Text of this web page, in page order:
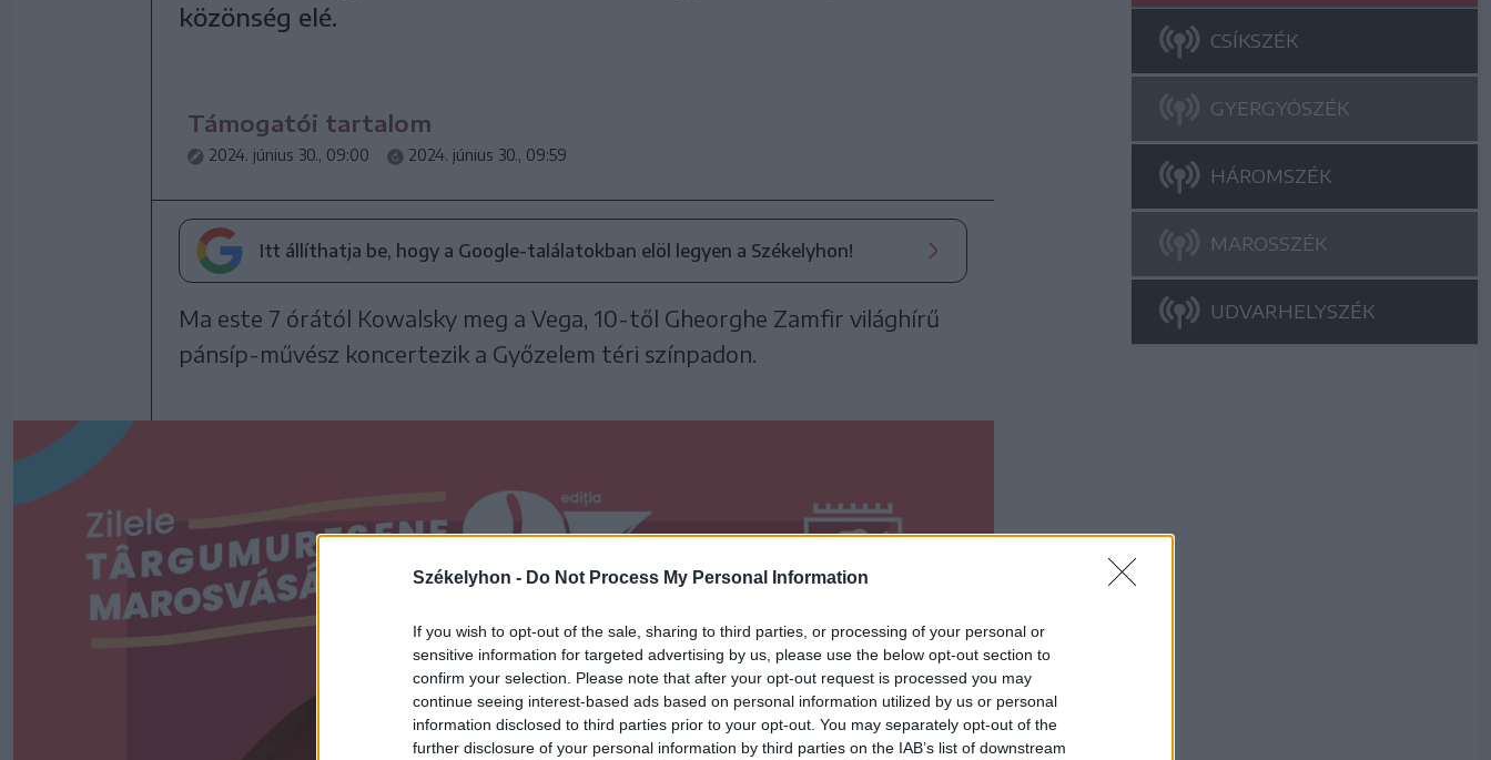
Székelyhon - Do Not Process My Personal Information
If you wish to opt-out of the sale, sharing to third parties, or processing of your personal or
sensitive information for targeted advertising by us, please use the below opt-out section to
confirm your selection. Please note that after your opt-out request is processed you may
continue seeing interest-based ads based on personal information utilized by us or personal
information disclosed to third parties prior to your opt-out. You may separately opt-out of the
further disclosure of your personal information by third parties on the IAB’s list of downstream
közönség elé.
Támogatói tartalom
2024. június 30., 09:00 2024. június 30., 09:59
Itt állíthatja be, hogy a Google-találatokban elöl legyen a Székelyhon!
Ma este 7 órától Kowalsky meg a Vega, 10-től Gheorghe Zamfir világhírű
pánsíp-művész koncertezik a Győzelem téri színpadon.
CSÍKSZÉK
GYERGYÓSZÉK
HÁROMSZÉK
MAROSSZÉK
UDVARHELYSZÉK